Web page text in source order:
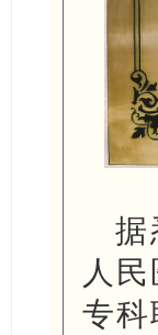
据
人
专科